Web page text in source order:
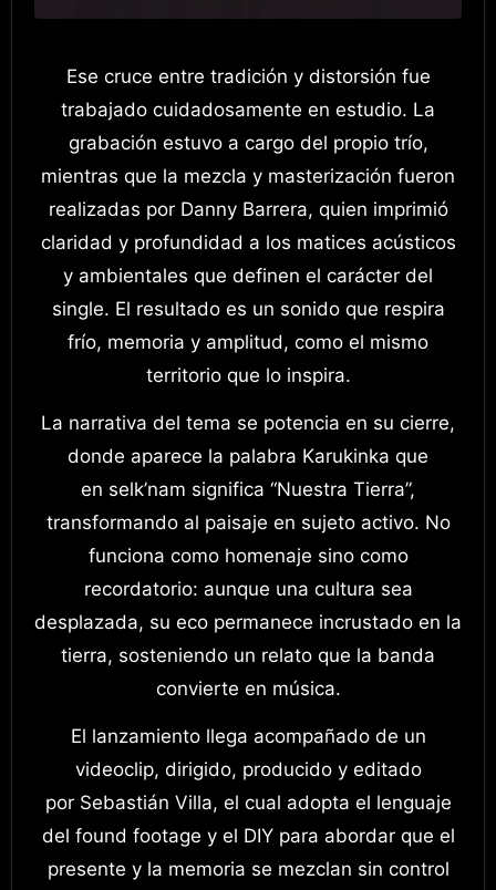
Ese cruce entre tradición y distorsión fue
trabajado cuidadosamente en estudio. La
grabación estuvo a cargo del propio trío,
mientras que la mezcla y masterización fueron
realizadas por Danny Barrera, quien imprimió
claridad y profundidad a los matices acústicos
y ambientales que definen el carácter del
single. El resultado es un sonido que respira
frío, memoria y amplitud, como el mismo
territorio que lo inspira.
La narrativa del tema se potencia en su cierre,
donde aparece la palabra Karukinka que
en selk’nam significa “Nuestra Tierra”,
transformando al paisaje en sujeto activo. No
funciona como homenaje sino como
recordatorio: aunque una cultura sea
desplazada, su eco permanece incrustado en la
tierra, sosteniendo un relato que la banda
convierte en música.
El lanzamiento llega acompañado de un
videoclip, dirigido, producido y editado
por Sebastián Villa, el cual adopta el lenguaje
del found footage y el DIY para abordar que el
presente y la memoria se mezclan sin control